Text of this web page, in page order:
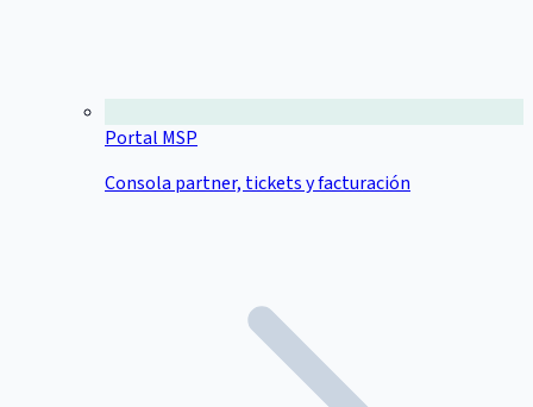
Portal MSP
Consola partner, tickets y facturación